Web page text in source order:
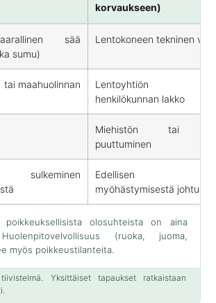
korvaukseen)
sää
sumu)
Lentokoneen tekninen vika
tai maahuolinnan
Lentoyhtiön
henkilökunnan lakko
Miehistön tai
puuttuminen
sulkeminen
Edellisen
myöhästymisestä johtuva
poikkeuksellisista olosuhteista on aina
(ruoka, juoma,
myös poikkeustilanteita.
Yksittäiset tapaukset ratkaistaan